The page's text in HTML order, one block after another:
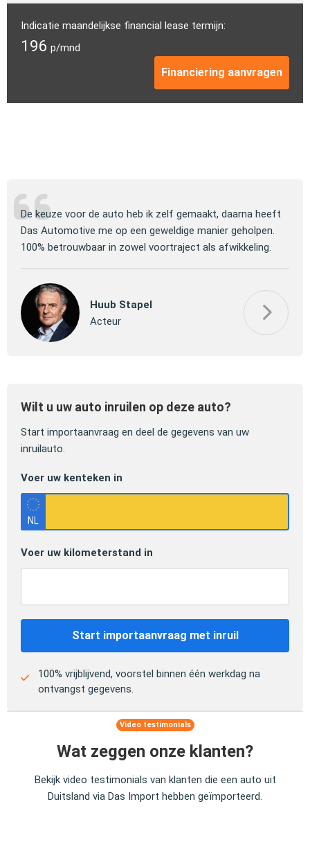
Indicatie maandelijkse financial lease termijn:
196 p/mnd
Financiering aanvragen
De keuze voor de auto heb ik zelf gemaakt, daarna heeft
Das Automotive me op een geweldige manier geholpen.
100% betrouwbaar in zowel voortraject als afwikkeling.
Huub Stapel
Acteur
Wilt u uw auto inruilen op deze auto?
Start importaanvraag en deel de gegevens van uw
inruilauto.
Voer uw kenteken in
Voer uw kilometerstand in
Start importaanvraag met inruil
100% vrijblijvend, voorstel binnen één werkdag na
ontvangst gegevens.
Video testimonials
Wat zeggen onze klanten?
Bekijk video testimonials van klanten die een auto uit
Duitsland via Das Import hebben geïmporteerd.